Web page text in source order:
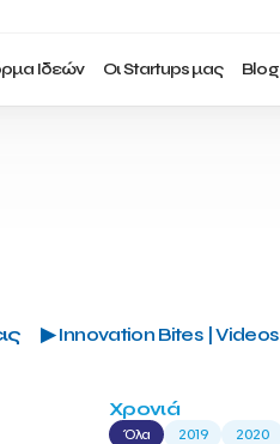
Ιδεών Οι Startups μας Blog
▶ Innovation Bites | Videos
Χρονιά
Όλα 2019 2020